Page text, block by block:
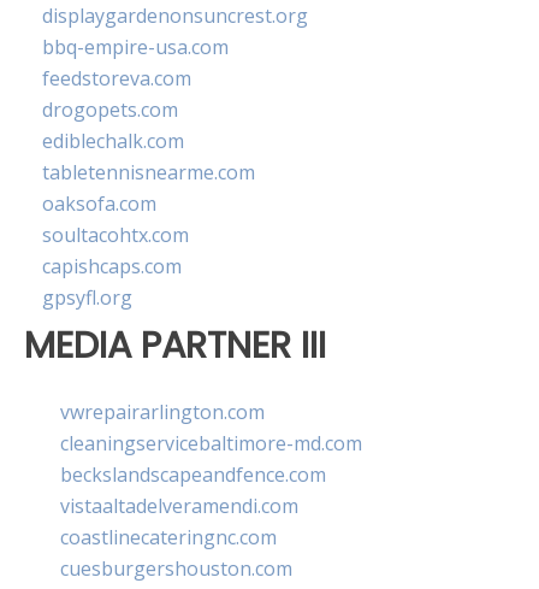
displaygardenonsuncrest.org
bbq-empire-usa.com
feedstoreva.com
drogopets.com
ediblechalk.com
tabletennisnearme.com
oaksofa.com
soultacohtx.com
capishcaps.com
gpsyfl.org
MEDIA PARTNER III
vwrepairarlington.com
cleaningservicebaltimore-md.com
beckslandscapeandfence.com
vistaaltadelveramendi.com
coastlinecateringnc.com
cuesburgershouston.com